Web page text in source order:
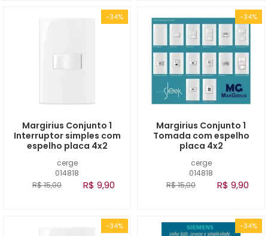
-34%
cerge
014818
Margirius Conjunto 1
Interruptor simples com
espelho placa 4x2
R$ 15,00 R$ 9,90
-34%
cerge
014818
Margirius Conjunto 1
Tomada com espelho
placa 4x2
R$ 15,00 R$ 9,90
-34% -34%